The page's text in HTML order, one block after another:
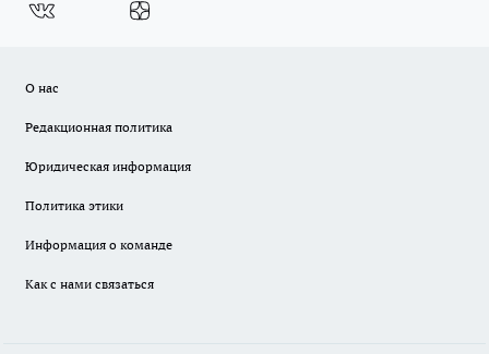
О нас
Редакционная политика
Юридическая информация
Политика этики
Информация о команде
Как с нами связаться